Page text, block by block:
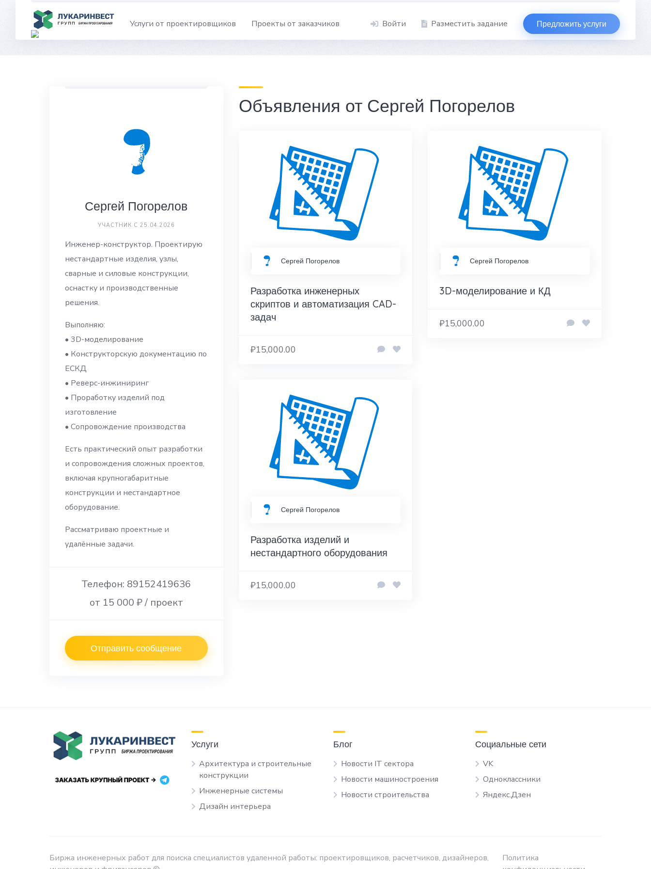
Услуги от проектировщиков Проекты от заказчиков Войти Разместить задание Предложить услуги
Сергей Погорелов
УЧАСТНИК С 25.04.2026
Инженер-конструктор. Проектирую
нестандартные изделия, узлы,
сварные и силовые конструкции,
оснастку и производственные
решения.
Выполняю:
• 3D-моделирование
• Конструкторскую документацию по
ЕСКД
• Реверс-инжиниринг
• Проработку изделий под
изготовление
• Сопровождение производства
Есть практический опыт разработки
и сопровождения сложных проектов,
включая крупногабаритные
конструкции и нестандартное
оборудование.
Рассматриваю проектные и
удалённые задачи.
Телефон: 89152419636
от 15 000 ₽ / проект
Отправить сообщение
Объявления от Сергей Погорелов
Сергей Погорелов
Разработка инженерных
скриптов и автоматизация CAD-
задач
₽15,000.00
Сергей Погорелов
3D-моделирование и КД
₽15,000.00
Сергей Погорелов
Разработка изделий и
нестандартного оборудования
₽15,000.00
Услуги
Архитектура и строительные
конструкции
Инженерные системы
Дизайн интерьера
Блог
Новости IT сектора
Новости машиностроения
Новости строительства
Социальные сети
VK
Одноклассники
Яндекс.Дзен
Биржа инженерных работ для поиска специалистов удаленной работы: проектировщиков, расчетчиков, дизайнеров,
Политика